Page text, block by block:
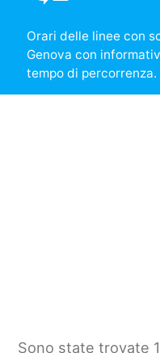
Orari delle linee con
Genova con
tempo di percorrenza.
Sono state trovate